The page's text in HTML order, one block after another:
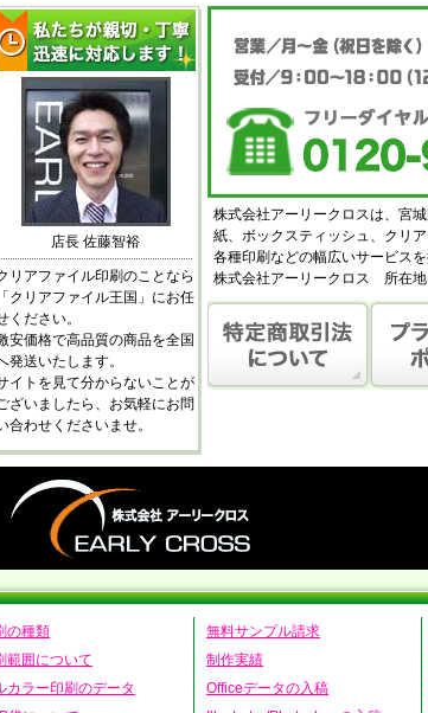
店長 佐藤智裕
リアファイル印刷のことなら
「クリアファイル王国」にお任
ください。
安価格で高品質の商品を全国
発送いたします。
イトを見て分からないことが
ざいましたら、お気軽にお問
合わせくださいませ。
株式会社アーリークロスは、宮
紙、ボックスティッシュ、クリ
各種印刷などの幅広いサービスを
株式会社アーリークロス 所在
の種類
範囲について
カラー印刷のデータ
無料サンプル請求
制作実績
Officeデータの入稿